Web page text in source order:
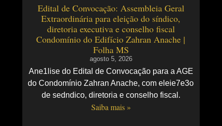
Edital de Convocação: Assembleia Geral
Extraordinária para eleição do síndico,
diretoria executiva e conselho fiscal
Condomínio do Edifício Zahran Anache |
Folha MS
agosto 5, 2026
Ane1lise do Edital de Convocação para a AGE
do Condomínio Zahran Anache, com eleie7e3o
de sedndico, diretoria e conselho fiscal.
Saiba mais »